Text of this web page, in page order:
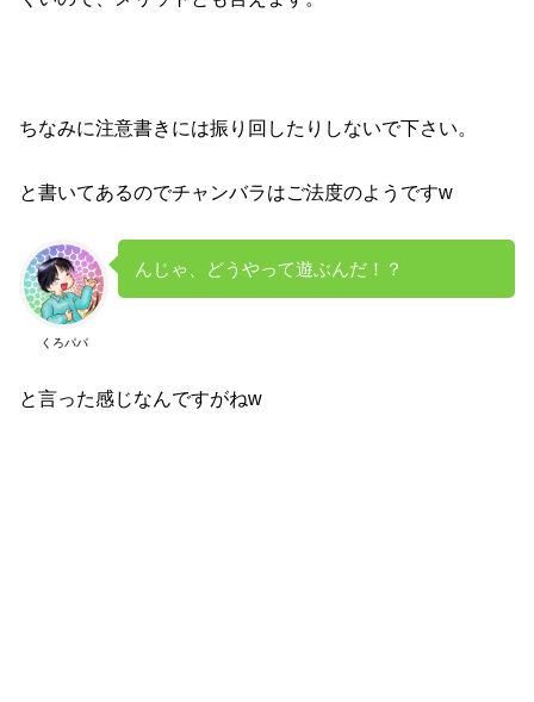
ちなみに注意書きには振り回したりしないで下さい。
と書いてあるのでチャンバラはご法度のようですw
くろパパ
んじゃ、どうやって遊ぶんだ！？
と言った感じなんですがねw